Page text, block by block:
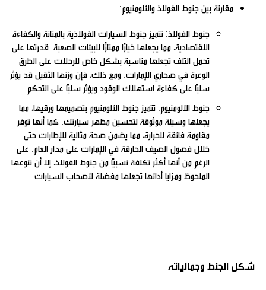
مقارنة بين جنوط الفولاذ والألومنيوم:
جنوط الفولاذ: تتميز جنوط السيارات الفولاذية بالمتانة والكفاءة
الاقتصادية، مما يجعلها خيارًا ممتازًا للبيئات الصعبة. قدرتها على
تحمل التلف تجعلها مناسبة بشكل خاص للرحلات على الطرق
الوعرة في صحاري الإمارات. ومع ذلك، فإن وزنها الثقيل قد يؤثر
سلبًا على كفاءة استهلاك الوقود ويؤثر سلبًا على التحكم.
جنوط الألومنيوم: تتميز جنوط الألومنيوم بتصميمها ورقيها، مما
يجعلها وسيلة موثوقة لتحسين مظهر سيارتك. كما أنها توفر
مقاومة فائقة للحرارة، مما يضمن صحة مثالية للإطارات حتى
خلال فصول الصيف الحارقة في الإمارات على مدار العام. على
الرغم من أنها أكثر تكلفة نسبيًا من جنوط الفولاذ، إلا أن تنوعها
الملحوظ ومزايا أدائها تجعلها مفضلة لأصحاب السيارات.